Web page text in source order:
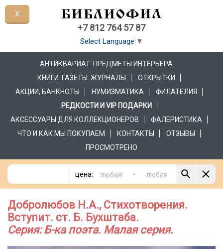
+7 812 764 57 87
Select Language ▼
АНТИКВАРИАТ. ПРЕДМЕТЫ ИНТЕРЬЕРА
КНИГИ. ГАЗЕТЫ. ЖУРНАЛЫ
ОТКРЫТКИ
АКЦИИ, БАНКНОТЫ
НУМИЗМАТИКА
ФИЛАТЕЛИЯ
РЕДКОСТИ И VIP ПОДАРКИ
АКСЕССУАРЫ ДЛЯ КОЛЛЕКЦИОНЕРОВ
ФАЛЕРИСТИКА
ЧТО И КАК МЫ ПОКУПАЕМ
КОНТАКТЫ
ОТЗЫВЫ
ПРОСМОТРЕНО
цена: -
Добролюбов Н.А., Стихотворения.
Вступит. ст. Б. Бухштаба.
Серия: Б-ка поэта. Малая серия.
X